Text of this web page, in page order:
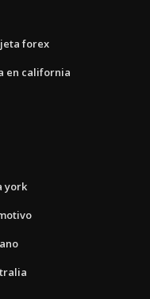
forex
en california
york